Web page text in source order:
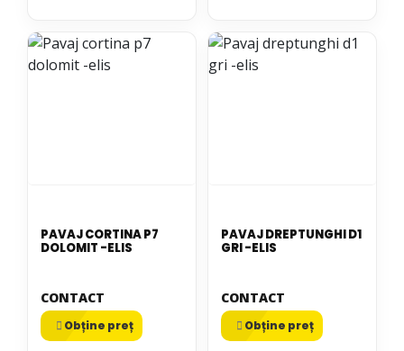
PAVAJ CORTINA P7
DOLOMIT -ELIS
CONTACT
Obține preț
PAVAJ DREPTUNGHI D1
GRI -ELIS
CONTACT
Obține preț